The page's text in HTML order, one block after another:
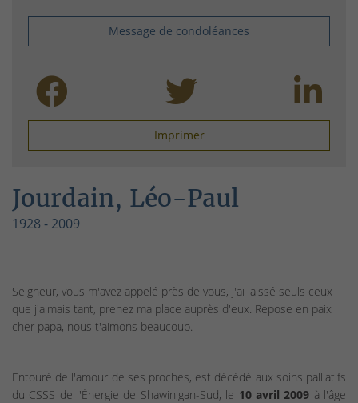
Message de condoléances
Imprimer
Jourdain, Léo-Paul
1928 - 2009
Seigneur, vous m'avez appelé près de vous, j'ai laissé seuls ceux
que j'aimais tant, prenez ma place auprès d'eux. Repose en paix
cher papa, nous t'aimons beaucoup.
Entouré de l'amour de ses proches, est décédé aux soins palliatifs
du CSSS de l'Énergie de Shawinigan-Sud, le 10 avril 2009 à l'âge